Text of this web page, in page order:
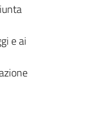
e ai